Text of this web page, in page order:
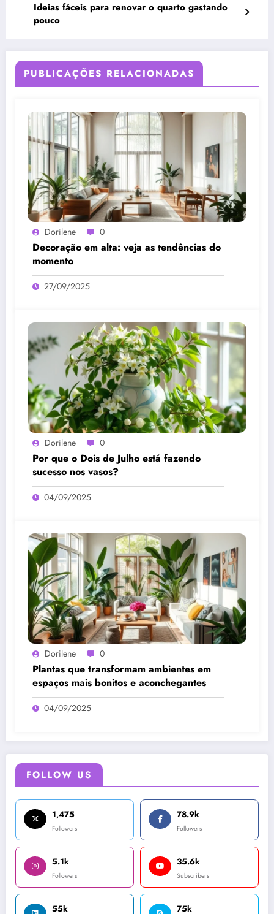
FOLLOW US
1,475
Followers
78.9k
Followers
5.1k
Followers
35.6k
Subscribers
55k 75k
Ideias fáceis para renovar o quarto gastando
pouco
PUBLICAÇÕES RELACIONADAS
Dorilene 0
Decoração em alta: veja as tendências do
momento
27/09/2025
Dorilene 0
Por que o Dois de Julho está fazendo
sucesso nos vasos?
04/09/2025
Dorilene 0
Plantas que transformam ambientes em
espaços mais bonitos e aconchegantes
04/09/2025